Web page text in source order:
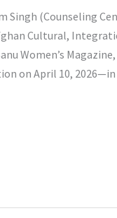
Singh (Counseling
Cultural,
Women’s
on April 10,